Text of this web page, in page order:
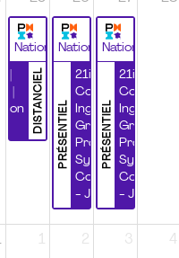
National
DISTANCIEL
National
PRÉSENTIEL
21ième
Congrès
Ingénierie
Grands
Projets et
Systèmes
Complexes
- Jour 1
National
PRÉSENTIEL
21ième
Congrès
Ingénierie
Grands
Projets et
Systèmes
Complexes
- Jour 2
1 2 3 4